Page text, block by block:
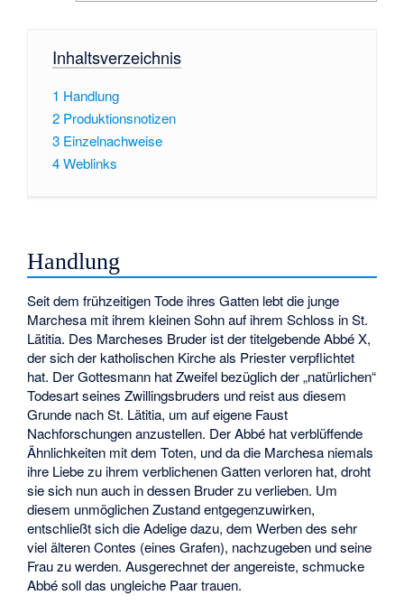
Inhaltsverzeichnis
1 Handlung
2 Produktionsnotizen
3 Einzelnachweise
4Weblinks
Handlung
Seit dem frühzeitigen Tode ihres Gatten lebt die junge
Marchesa mit ihrem kleinen Sohn auf ihrem Schloss in St.
Lätitia. Des Marcheses Bruder ist der titelgebende Abbé X,
der sich der katholischen Kirche als Priester verpflichtet
hat. Der Gottesmann hat Zweifel bezüglich der „natürlichen“
Todesart seines Zwillingsbruders und reist aus diesem
Grunde nach St. Lätitia, um auf eigene Faust
Nachforschungen anzustellen. Der Abbé hat verblüffende
Ähnlichkeiten mit dem Toten, und da die Marchesa niemals
ihre Liebe zu ihrem verblichenen Gatten verloren hat, droht
sie sich nun auch in dessen Bruder zu verlieben. Um
diesem unmöglichen Zustand entgegenzuwirken,
entschließt sich die Adelige dazu, dem Werben des sehr
viel älteren Contes (eines Grafen), nachzugeben und seine
Frau zu werden. Ausgerechnet der angereiste, schmucke
Abbé soll das ungleiche Paar trauen.